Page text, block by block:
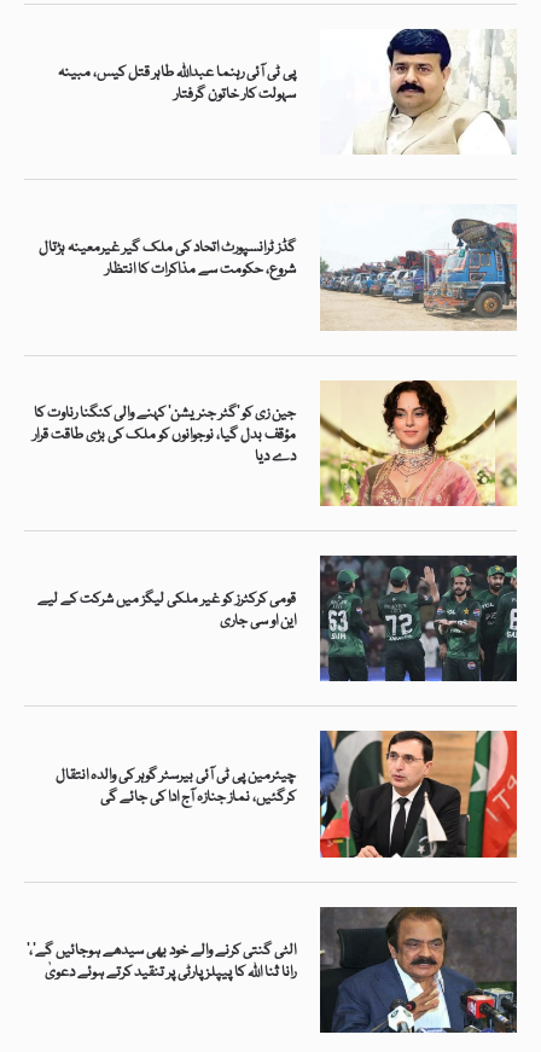
پی ٹی آئی رہنما عبداللہ طاہر قتل کیس، مبینہ
سہولت کار خاتون گرفتار
گڈز ٹرانسپورٹ اتحاد کی ملک گیر غیرمعینہ ہڑتال
شروع، حکومت سے مذاکرات کا انتظار
جین زی کو ’گٹر جنریشن‘ کہنے والی کنگنا رناوت کا
مؤقف بدل گیا، نوجوانوں کو ملک کی بڑی طاقت قرار
دے دیا
قومی کرکٹرز کو غیر ملکی لیگز میں شرکت کے لیے
این او سی جاری
چیئرمین پی ٹی آئی بیرسٹر گوہر کی والدہ انتقال
کرگئیں، نماز جنازہ آج ادا کی جائے گی
’الٹی گنتی کرنے والے خود بھی سیدھے ہوجائیں گے‘،
رانا ثنا اللہ کا پیپلز پارٹی پر تنقید کرتے ہوئے دعویٰ